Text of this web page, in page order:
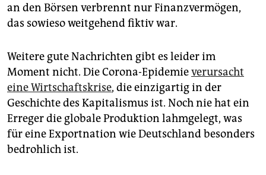
an den Börsen verbrennt nur Finanzvermögen,
das sowieso weitgehend fiktiv war.
Weitere gute Nachrichten gibt es leider im
Moment nicht. Die Corona-Epidemieverursacht
eine Wirtschaftskrise, die einzigartig in der
Geschichte des Kapitalismus ist. Noch nie hat ein
Erreger die globale Produktion lahmgelegt, was
für eine Exportnation wie Deutschland besonders
bedrohlich ist.